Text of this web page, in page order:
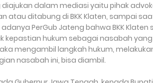
dalam mediasi yaitu pihak
atau ditabung di BKK Klaten, sampai
PerGub Jateng bahwa BKK Klaten
kepastian hukum sebagai nasabah
mengambil langkah hukum,
nasabah ini, bisa diambil.